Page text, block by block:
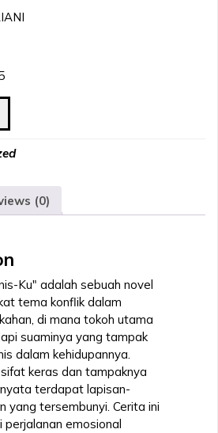
(0)
Ku" adalah sebuah novel
tema konflik dalam
di mana tokoh utama
suaminya yang tampak
dalam kehidupannya.
keras dan tampaknya
terdapat lapisan-
yang tersembunyi. Cerita ini
emosional